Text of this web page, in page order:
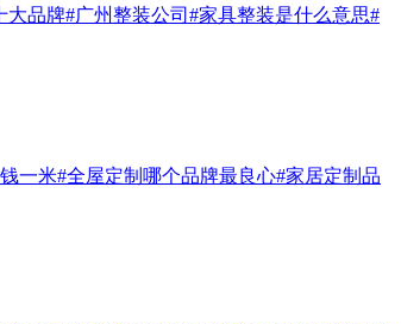
大品牌#广州整装公司 #家具整装是什么意思#
一米#全屋定制哪个品牌最良心#家居定制品